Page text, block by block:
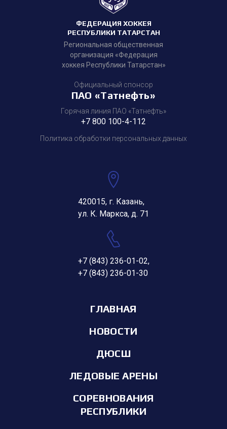
ФЕДЕРАЦИЯ ХОККЕЯ
РЕСПУБЛИКИ ТАТАРСТАН
Региональная общественная
организация «Федерация
хоккея Республики Татарстан»
Официальный спонсор
ПАО «Татнефть»
Горячая линия ПАО «Татнефть»
+7 800 100-4-112
Политика обработки персональных данных
420015, г. Казань,
ул. К. Маркса, д. 71
+7 (843) 236-01-02,
+7 (843) 236-01-30
ГЛАВНАЯ
НОВОСТИ
ДЮСШ
ЛЕДОВЫЕ АРЕНЫ
СОРЕВНОВАНИЯ
РЕСПУБЛИКИ